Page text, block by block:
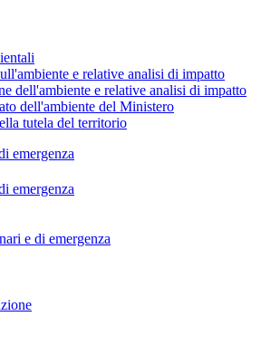
e relative analisi di impatto
dell'ambiente e relative analisi di impatto
dell'ambiente del Ministero
tutela del territorio
emergenza
emergenza
e di emergenza